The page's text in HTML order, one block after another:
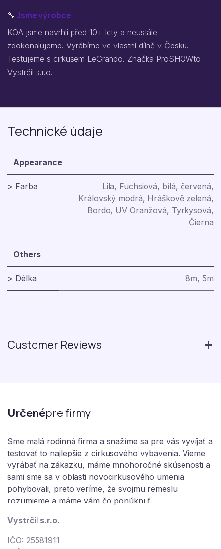
🔧 Jsme výrobce
KOA jsme navrhli před 10+ lety a neustále
zdokonalujeme. Vyrábíme ve vlastní dílně v Česku.
Testujeme s cirkusem LeGrando. Značka ProSHOWto –
Vystrčil s.r.o.
Technické údaje
Appearance
> Farba Lila, Fuchsiová, bílá, červená,
Královský modrá, Hráškově zelená,
Bordo, UV Oranžová, Tyrkysová,
Čierna
Others
> Délka 8m, 5m
Customer Reviews
Určenépre firmy
Sme malá rodinná firma a snažíme sa pre vás vyvíjať a
testovať to najlepšie z cirkusového vybavenia. Vieme
vyrábať na zákazku, máme mnohoročné skúsenosti a
sami sme sa v oblasti novocirkusového umenia
pohybovali, preto veríme, že svojmu remeslu
rozumieme a máme vám čo ponúknuť.
Vystrčil s.r.o.
IČO: 25581911